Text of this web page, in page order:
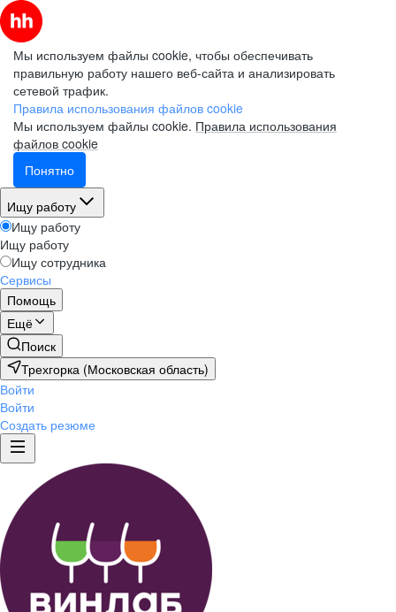
Мы используем файлы cookie, чтобы обеспечивать
правильную работу нашего веб-сайта и анализировать
сетевой трафик.
Правила использования файлов cookie
Мы используем файлы cookie. Правила использования
файлов cookie
Понятно
Ищу работу
Ищу работу
Ищу работу
Ищу сотрудника
Сервисы
Помощь
Ещё
Поиск
Трехгорка (Московская область)
Войти
Войти
Создать резюме